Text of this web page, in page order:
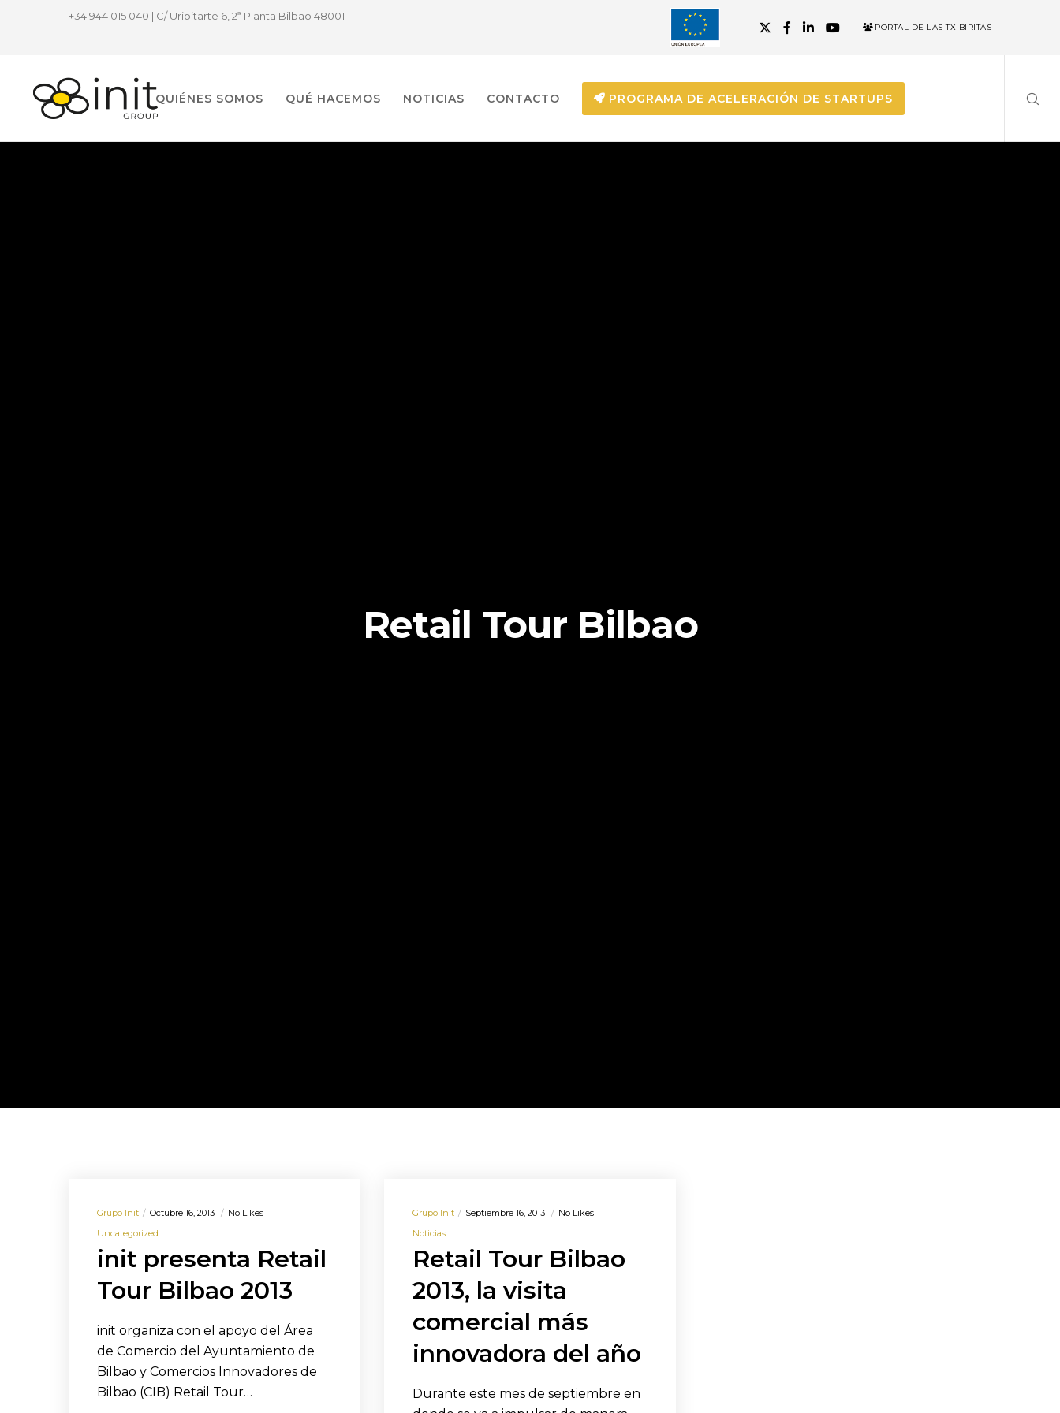
+34 944 015 040 | C/ Uribitarte 6, 2ª Planta Bilbao 48001
PORTAL DE LAS TXIBIRITAS
QUIÉNES SOMOS QUÉ HACEMOS NOTICIAS CONTACTO PROGRAMA DE ACELERACIÓN DE STARTUPS
Retail Tour Bilbao
Grupo Init Octubre 16, 2013
No Likes
Uncategorized
init presenta Retail
Tour Bilbao 2013
init organiza con el apoyo del Área
de Comercio del Ayuntamiento de
Bilbao y Comercios Innovadores de
Bilbao (CIB) Retail Tour…
Grupo Init Septiembre 16, 2013
No Likes
Noticias
Retail Tour Bilbao
2013, la visita
comercial más
innovadora del año
Durante este mes de septiembre en